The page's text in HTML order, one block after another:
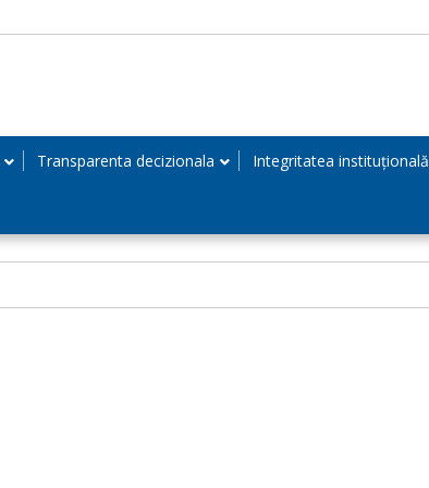
Transparenta decizionala Integritatea instituțională